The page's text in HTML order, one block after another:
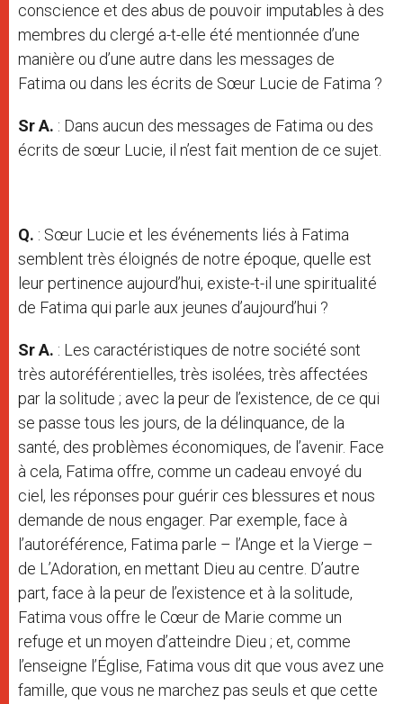
conscience et des abus de pouvoir imputables à des
membres du clergé a-t-elle été mentionnée d’une
manière ou d’une autre dans les messages de
Fatima ou dans les écrits de Sœur Lucie de Fatima ?
Sr A. : Dans aucun des messages de Fatima ou des
écrits de sœur Lucie, il n’est fait mention de ce sujet.
Q. : Sœur Lucie et les événements liés à Fatima
semblent très éloignés de notre époque, quelle est
leur pertinence aujourd’hui, existe-t-il une spiritualité
de Fatima qui parle aux jeunes d’aujourd’hui ?
Sr A. : Les caractéristiques de notre société sont
très autoréférentielles, très isolées, très affectées
par la solitude ; avec la peur de l’existence, de ce qui
se passe tous les jours, de la délinquance, de la
santé, des problèmes économiques, de l’avenir. Face
à cela, Fatima offre, comme un cadeau envoyé du
ciel, les réponses pour guérir ces blessures et nous
demande de nous engager. Par exemple, face à
l’autoréférence, Fatima parle – l’Ange et la Vierge –
de L’Adoration, en mettant Dieu au centre. D’autre
part, face à la peur de l’existence et à la solitude,
Fatima vous offre le Cœur de Marie comme un
refuge et un moyen d’atteindre Dieu ; et, comme
l’enseigne l’Église, Fatima vous dit que vous avez une
famille, que vous ne marchez pas seuls et que cette